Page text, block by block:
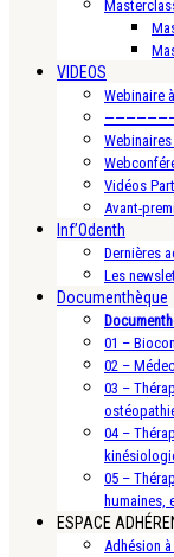
VIDEOS
Webinaire
Vidéos
Avant-
Inf’Odenth
Dernières
Les
Documenthèque
01 –
02 –
03 –
04 –
05 –
humaines,
ESPACE
Adhésion